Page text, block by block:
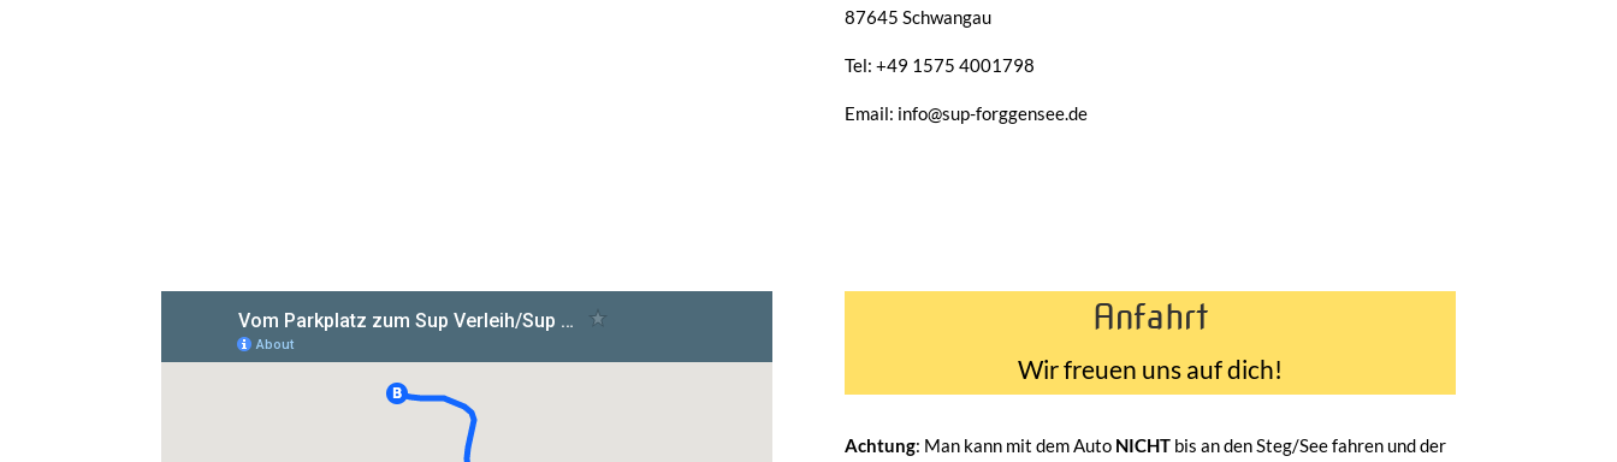
87645 Schwangau
Tel: +49 1575 4001798
Email: info@sup-forggensee.de
Anfahrt
Wir freuen uns auf dich!
Achtung: Man kann mit dem Auto NICHT bis an den Steg/See fahren und der